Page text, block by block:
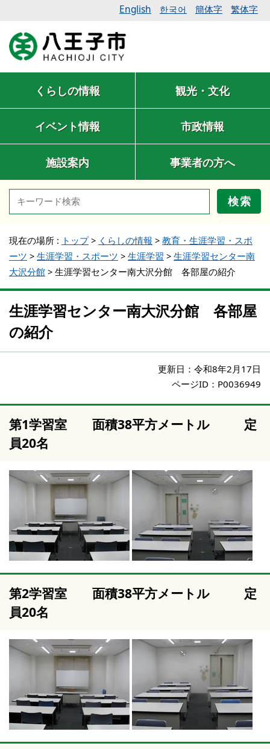
English 한국어 簡体字 繁体字
くらしの情報 観光・文化
イベント情報 市政情報
施設案内 事業者の方へ
検索
現在の場所 : トップ> くらしの情報 > 教育・生涯学習・スポ
ーツ > 生涯学習・スポーツ > 生涯学習 > 生涯学習センター南
大沢分館 > 生涯学習センター南大沢分館 各部屋の紹介
生涯学習センター南大沢分館 各部屋
の紹介
更新日： 令和8年2月17日
ページID：P0036949
第1学習室 面積38平方メートル 定
員20名
第2学習室 面積38平方メートル 定
員20名